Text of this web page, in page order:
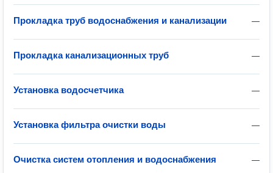
—
Прокладка труб водоснабжения и канализации
—
Прокладка канализационных труб
—
Установка водосчетчика
—
Установка фильтра очистки воды
—
Очистка систем отопления и водоснабжения